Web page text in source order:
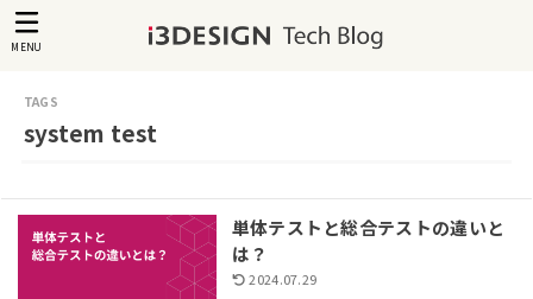
MENU
system test
単体テストと総合テストの違いと
は？
2024.07.29